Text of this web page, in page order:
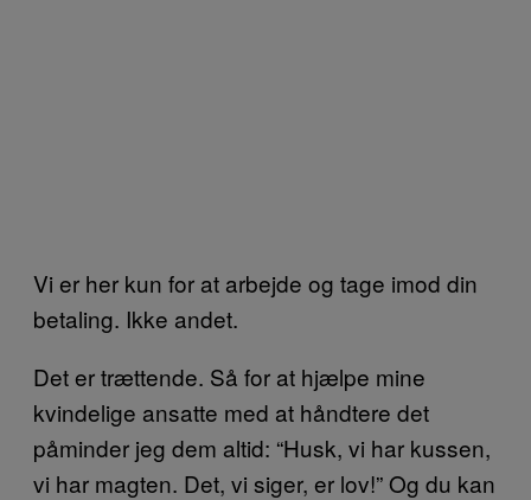
Vi er her kun for at arbejde og tage imod din
betaling. Ikke andet.
Det er trættende. Så for at hjælpe mine
kvindelige ansatte med at håndtere det
påminder jeg dem altid: “Husk, vi har kussen,
vi har magten. Det, vi siger, er lov!” Og du kan